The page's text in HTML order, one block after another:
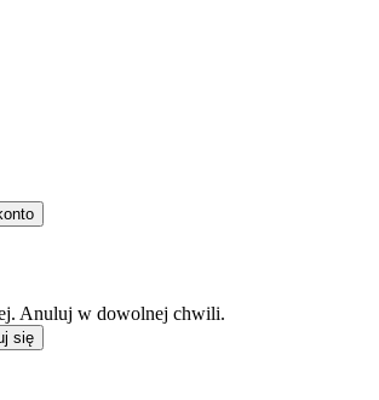
Anuluj w dowolnej chwili.
się